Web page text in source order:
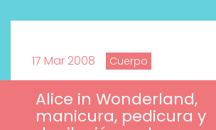
17 Mar 2008 Cuerpo
Alice in Wonderland,
manicura, pedicura y